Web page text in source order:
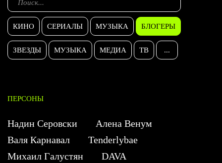
КИНО СЕРИАЛЫ МУЗЫКА БЛОГЕРЫ
ЗВЕЗДЫ МУЗЫКА МЕДИА ТВ ...
ПЕРСОНЫ
Надин Серовски
Алена Венум
Валя Карнавал
Tenderlybae
Михаил Галустян
DAVA